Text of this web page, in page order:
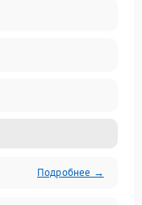
Подробнее →